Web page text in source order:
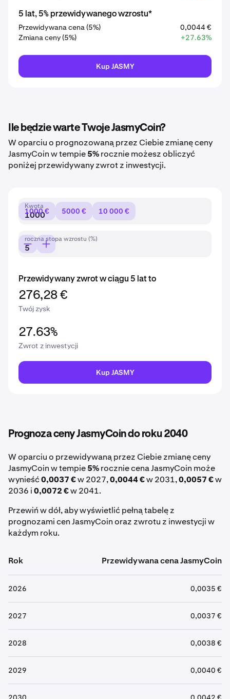
5 lat, 5% przewidywanego wzrostu*
Przewidywana cena (5%)
0,0044 €
Zmiana ceny (5%)
+27.63%
Kup JASMY
Ile będzie warte Twoje JasmyCoin?
W oparciu o prognozowaną przez Ciebie zmianę ceny
JasmyCoin w tempie5%rocznie możesz obliczyć
poniżej przewidywany zwrot z inwestycji.
Kwota
1000 € 5000 € 10 000 €
roczna stopa wzrostu (%)
Przewidywany zwrot w ciągu 5 lat to
276,28 €
Twój zysk
27.63%
Zwrot z inwestycji
Kup JASMY
Prognoza ceny JasmyCoin do roku 2040
W oparciu o przewidywaną przez Ciebie zmianę ceny
JasmyCoin w tempie5%rocznie cena JasmyCoin może
wynieść0,0037 €w 2027,0,0044 €w 2031,0,0057 €w
2036 i0,0072 €w 2041.
Przewiń w dół, aby wyświetlić pełną tabelę z
prognozami cen JasmyCoin oraz zwrotu z inwestycji w
każdym roku.
Rok Przewidywana cena JasmyCoin
2026 0,0035 €
2027 0,0037 €
2028 0,0038 €
2029 0,0040 €